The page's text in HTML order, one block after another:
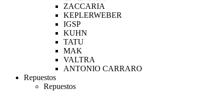
ZACCARIA
KEPLERWEBER
IGSP
KUHN
TATU
MAK
VALTRA
ANTONIO CARRARO
Repuestos
Repuestos